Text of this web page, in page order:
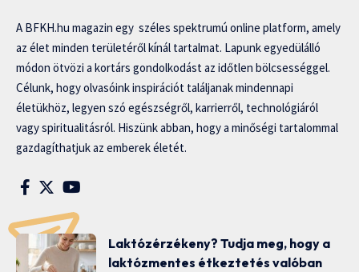
A BFKH.hu magazin egy széles spektrumú online platform, amely
az élet minden területéről kínál tartalmat. Lapunk egyedülálló
módon ötvözi a kortárs gondolkodást az időtlen bölcsességgel.
Célunk, hogy olvasóink inspirációt találjanak mindennapi
életükhöz, legyen szó egészségről, karrierről, technológiáról
vagy spiritualitásról. Hiszünk abban, hogy a minőségi tartalommal
gazdagíthatjuk az emberek életét.
Laktózérzékeny? Tudja meg, hogy a
laktózmentes étkeztetés valóban